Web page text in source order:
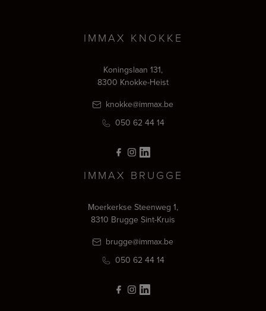
IMMAX KNOKKE
Koningslaan 131,
8300 Knokke-Heist
knokke@immax.be
050 62 44 14
IMMAX BRUGGE
Moerkerkse Steenweg 1,
8310 Brugge Sint-Kruis
brugge@immax.be
050 62 44 14